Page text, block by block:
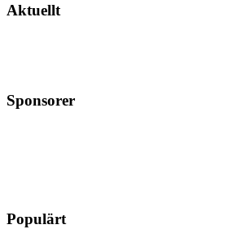
Aktuellt
Sponsorer
Populärt